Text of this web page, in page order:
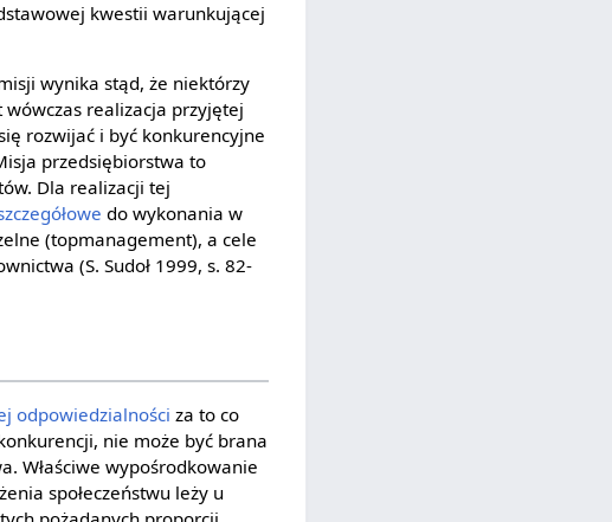
kwestii warunkującej
wynika stąd, że niektórzy
realizacja przyjętej
rozwijać i być konkurencyjne
przedsiębiorstwa to
Dla realizacji tej
do wykonania w
(topmanagement), a cele
(S. Sudoł 1999, s. 82-
odpowiedzialności za to co
nie może być brana
Właściwe wypośrodkowanie
społeczeństwu leży u